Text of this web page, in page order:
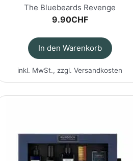
The Bluebeards Revenge
9.90CHF
In den Warenkorb
inkl. MwSt., zzgl.Versandkosten